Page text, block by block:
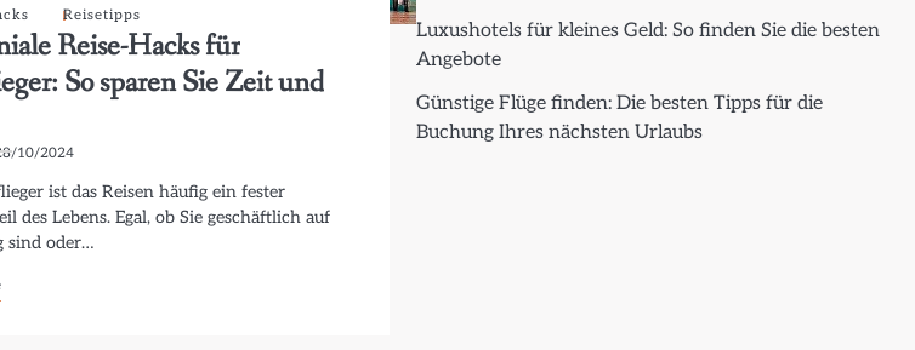
Reisetipps
Reise-Hacks für
So sparen Sie Zeit und
10/2024
ist das Reisen häufig ein fester
des Lebens. Egal, ob Sie geschäftlich auf
sind oder…
Luxushotels für kleines Geld: So finden Sie die besten
Angebote
Günstige Flüge finden: Die besten Tipps für die
Buchung Ihres nächsten Urlaubs